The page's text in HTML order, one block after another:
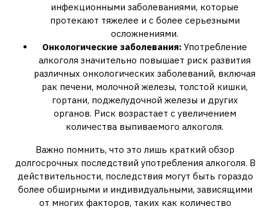
инфекционными заболеваниями‚ которые
протекают тяжелее и с более серьезными
осложнениями.
Онкологические заболевания: Употребление
алкоголя значительно повышает риск развития
различных онкологических заболеваний‚ включая
рак печени‚ молочной железы‚ толстой кишки‚
гортани‚ поджелудочной железы и других
органов. Риск возрастает с увеличением
количества выпиваемого алкоголя.
Важно помнить‚ что это лишь краткий обзор
долгосрочных последствий употребления алкоголя. В
действительности‚ последствия могут быть гораздо
более обширными и индивидуальными‚ зависящими
от многих факторов‚ таких как количество